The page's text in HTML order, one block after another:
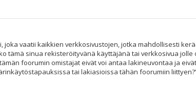
joka vaatii kaikkien verkkosivustojen, jotka mahdollisesti
tämä sinua rekisteröityvänä käyttäjänä tai verkkosivua
foorumin omistajat eivät voi antaa lakineuvontaa ja
tai lakiasioissa tähän foorumiin